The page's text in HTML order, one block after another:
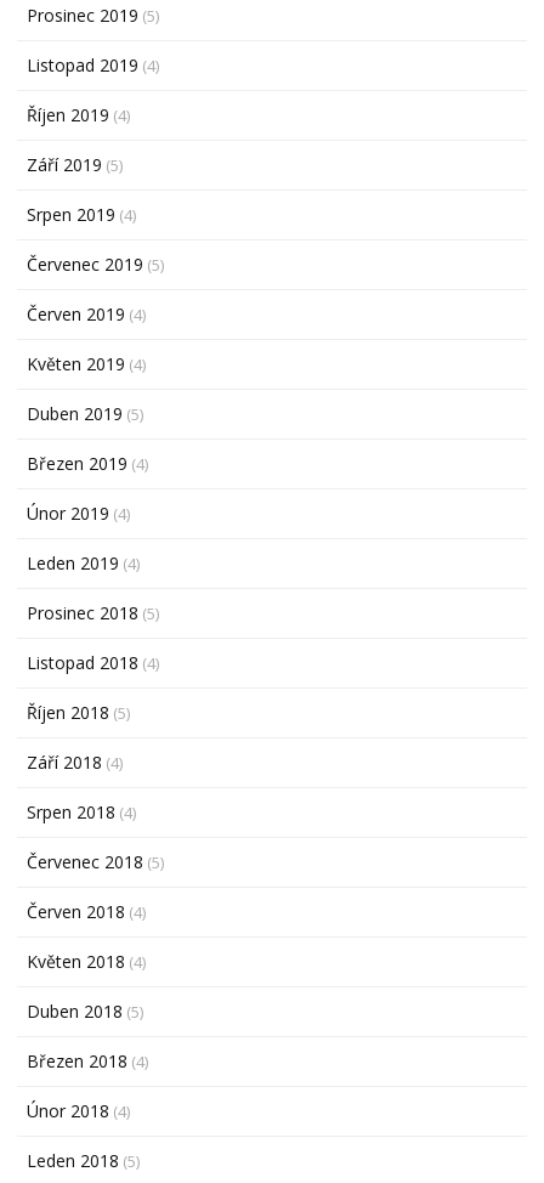
Prosinec 2019 (5)
Listopad 2019 (4)
Říjen 2019 (4)
Září 2019 (5)
Srpen 2019 (4)
Červenec 2019 (5)
Červen 2019 (4)
Květen 2019 (4)
Duben 2019 (5)
Březen 2019 (4)
Únor 2019 (4)
Leden 2019 (4)
Prosinec 2018 (5)
Listopad 2018 (4)
Říjen 2018 (5)
Září 2018 (4)
Srpen 2018 (4)
Červenec 2018 (5)
Červen 2018 (4)
Květen 2018 (4)
Duben 2018 (5)
Březen 2018 (4)
Únor 2018 (4)
Leden 2018 (5)